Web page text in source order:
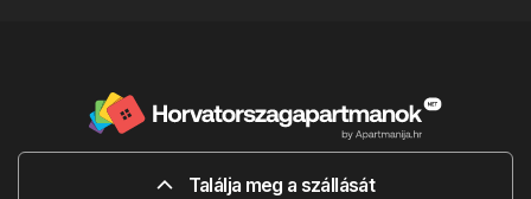
Találja meg a szállását